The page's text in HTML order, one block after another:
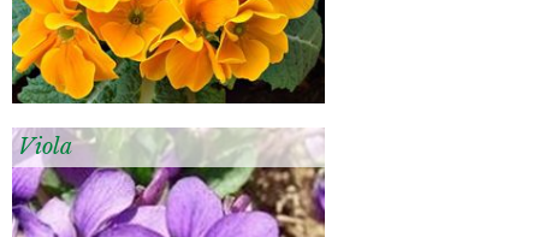
Viola